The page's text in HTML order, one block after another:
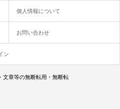
個人情報について
お問い合わせ
ン
文章等の無断転用・無断転